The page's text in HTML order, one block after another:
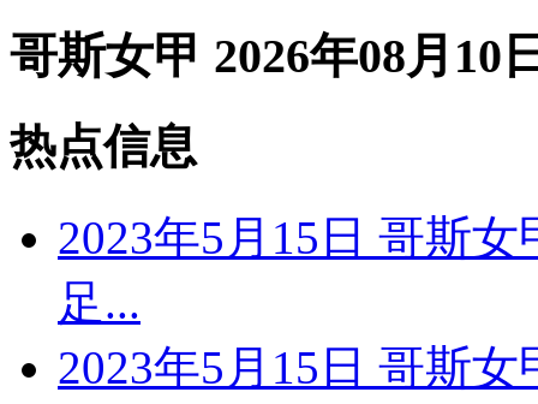
哥斯女甲 2026年08月10
热点信息
2023年5月15日 哥斯
足...
2023年5月15日 哥斯